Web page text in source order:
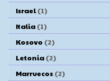
Israel (1)
Italia (1)
Kosovo (2)
Letonia (2)
Marruecos (2)